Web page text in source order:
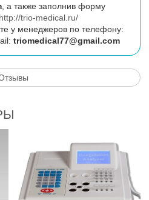
, а также заполнив форму
http://trio-medical.ru/
у менеджеров по телефону:
: triomedical77@gmail.com